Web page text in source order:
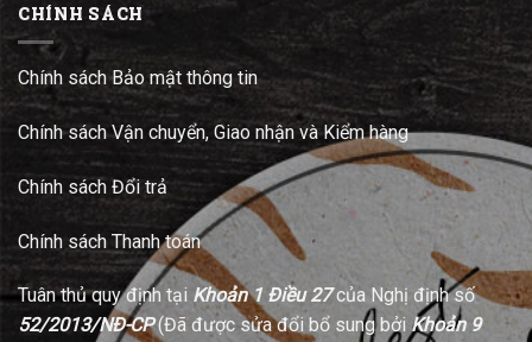
CHÍNH SÁCH
Chính sách Bảo mật thông tin
Chính sách Vận chuyển, Giao nhận và Kiểm hàng
Chính sách Đổi trả
Chính sách Thanh toán
Tuân thủ quy định tại Khoản 1 Điều 27của Nghị định số
52/2013/NĐ-CP(Đã được sửa đổi bổ sung bởi Khoản 9